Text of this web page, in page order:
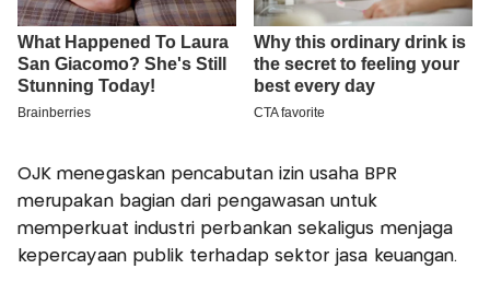
OJK menegaskan pencabutan izin usaha BPR
merupakan bagian dari pengawasan untuk
memperkuat industri perbankan sekaligus menjaga
kepercayaan publik terhadap sektor jasa keuangan.